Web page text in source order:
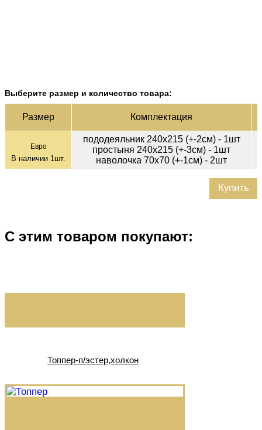
Выберите размер и количество товара:
Раз­мер Ком­плек­тация
Евро
В наличии 1шт.
пододеяльник 240х215 (+-2см) - 1шт
простыня 240х215 (+-3см) - 1шт
наволочка 70х70 (+-1см) - 2шт
Купить
С этим товаром покупают:
Топпер-п/эстер,холкон